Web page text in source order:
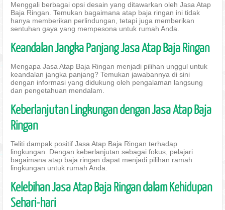
Menggali berbagai opsi desain yang ditawarkan oleh Jasa Atap
Baja Ringan. Temukan bagaimana atap baja ringan ini tidak
hanya memberikan perlindungan, tetapi juga memberikan
sentuhan gaya yang mempesona untuk rumah Anda.
Keandalan Jangka Panjang Jasa Atap Baja Ringan
Mengapa Jasa Atap Baja Ringan menjadi pilihan unggul untuk
keandalan jangka panjang? Temukan jawabannya di sini
dengan informasi yang didukung oleh pengalaman langsung
dan pengetahuan mendalam.
Keberlanjutan Lingkungan dengan Jasa Atap Baja
Ringan
Teliti dampak positif Jasa Atap Baja Ringan terhadap
lingkungan. Dengan keberlanjutan sebagai fokus, pelajari
bagaimana atap baja ringan dapat menjadi pilihan ramah
lingkungan untuk rumah Anda.
Kelebihan Jasa Atap Baja Ringan dalam Kehidupan
Sehari-hari